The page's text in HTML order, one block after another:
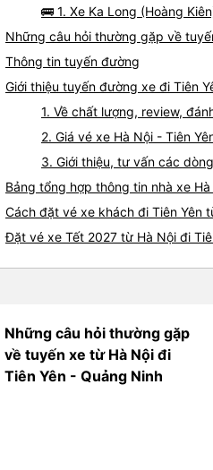
🚌 1. Xe Ka Long (Hoàng
Những câu hỏi thường gặp về
Thông tin tuyến đường
Giới thiệu tuyến đường xe đi Tiên
1. Về chất lượng, review,
2. Giá vé xe Hà Nội - Tiên
3. Giới thiệu, tư vấn các
Bảng tổng hợp thông tin nhà xe
Cách đặt vé xe khách đi Tiên Yên
Đặt vé xe Tết 2027 từ Hà Nội đi
Những câu hỏi thường gặp
về tuyến xe từ Hà Nội đi
Tiên Yên - Quảng Ninh